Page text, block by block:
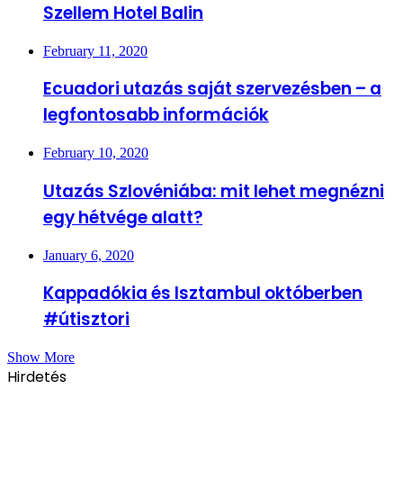
Szellem Hotel Balin
February 11, 2020
Ecuadori utazás saját szervezésben – a
legfontosabb információk
February 10, 2020
Utazás Szlovéniába: mit lehet megnézni
egy hétvége alatt?
January 6, 2020
Kappadókia és Isztambul októberben
#útisztori
Show More
Hirdetés